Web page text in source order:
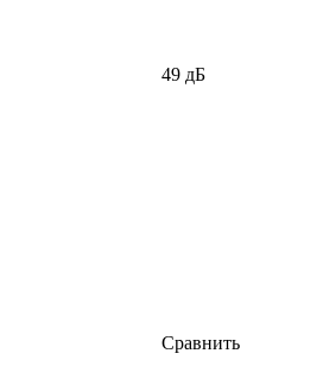
49 дБ
Сравнить